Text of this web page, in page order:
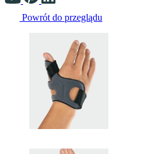
Powrót do przeglądu